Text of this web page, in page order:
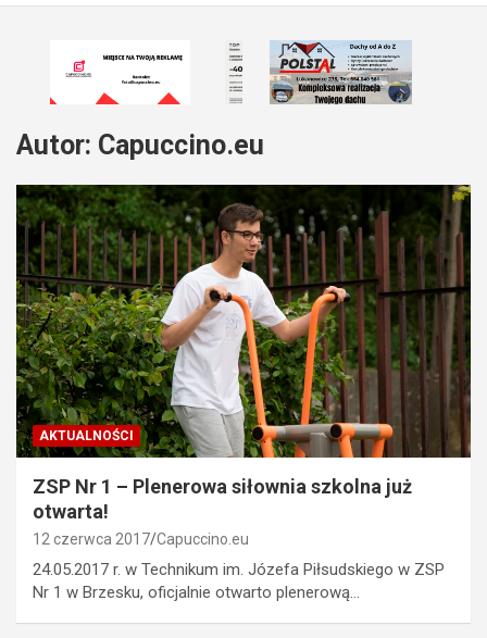
Autor: Capuccino.eu
AKTUALNOŚCI
ZSP Nr 1 – Plenerowa siłownia szkolna już
otwarta!
12 czerwca 2017 Capuccino.eu
24.05.2017 r. w Technikum im. Józefa Piłsudskiego w ZSP
Nr 1 w Brzesku, oficjalnie otwarto plenerową…